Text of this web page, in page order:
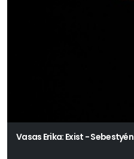
Vasas Erika: Exist -